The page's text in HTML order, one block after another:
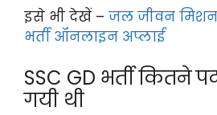
इसे भी देखें – जल जीवन
भर्ती ऑनलाइन अप्लाई
SSC GD भर्ती कितने
गयी थी